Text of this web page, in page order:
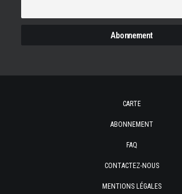
CARTE
ABONNEMENT
FAQ
CONTACTEZ-NOUS
MENTIONS LÉGALES